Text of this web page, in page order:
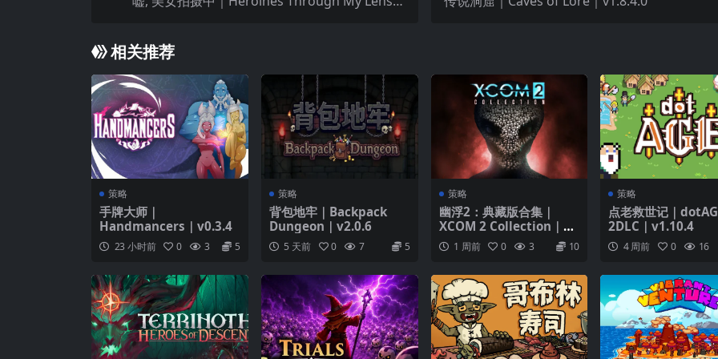
相关推荐
策略
手牌大师｜
Handmancers｜v0.3.4
23 小时前 0 3 5
策略
背包地牢｜Backpack
Dungeon｜v2.0.6
5 天前 0 7 5
策略
幽浮2：典藏版合集｜
XCOM 2 Collection｜
v1.3.2
1 周前 0 3 10
策略
点老救世记｜
2DLC｜v1.10.4
4 周前 0 16